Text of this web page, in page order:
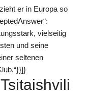
zieht er in Europa so
vielseitig
und seine
seltenen